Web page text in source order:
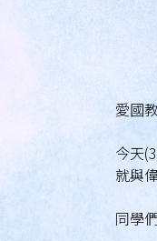
愛國
今天
就與
同學